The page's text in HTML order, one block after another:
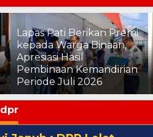
Lapas Pati Berikan Premi
kepada Warga Binaan,
Apresiasi Hasil
Pembinaan Kemandirian
Periode Juli 2026